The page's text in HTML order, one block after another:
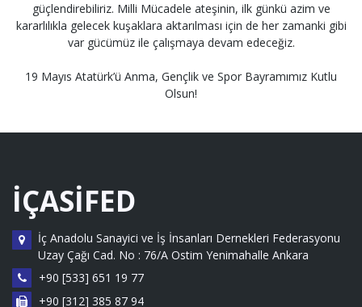
güçlendirebiliriz. Milli Mücadele ateşinin, ilk günkü azim ve
kararlılıkla gelecek kuşaklara aktarılması için de her zamanki gibi
var gücümüz ile çalışmaya devam edeceğiz.
19 Mayıs Atatürk’ü Anma, Gençlik ve Spor Bayramımız Kutlu
Olsun!
İÇASİFED
İç Anadolu Sanayici ve İş İnsanları Dernekleri Federasyonu
Uzay Çağı Cad. No : 76/A Ostim Yenimahalle Ankara
+90 [533] 651 19 77
+90 [312] 385 87 94